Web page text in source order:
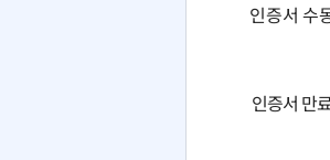
인증서 수
인증서 만